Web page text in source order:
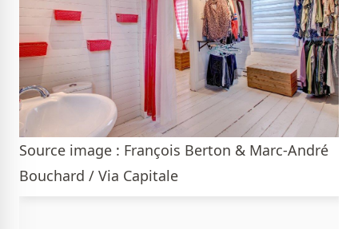
Source image : François Berton & Marc-André
Bouchard / Via Capitale